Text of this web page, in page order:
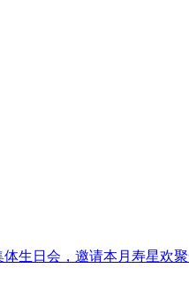
生日会，邀请本月寿星欢